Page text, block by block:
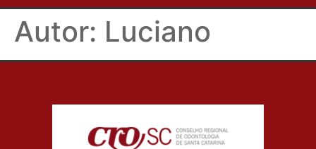
Autor: Luciano